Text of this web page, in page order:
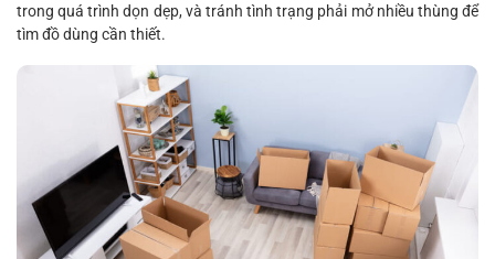
trong quá trình dọn dẹp, và tránh tình trạng phải mở nhiều thùng để
tìm đồ dùng cần thiết.